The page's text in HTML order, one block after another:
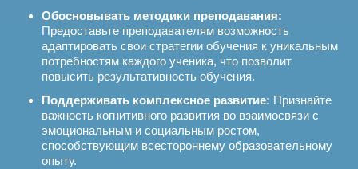
Обосновывать методики преподавания:
Предоставьте преподавателям возможность
адаптировать свои стратегии обучения к уникальным
потребностям каждого ученика, что позволит
повысить результативность обучения.
Поддерживать комплексное развитие: Признайте
важность когнитивного развития во взаимосвязи с
эмоциональным и социальным ростом,
способствующим всестороннему образовательному
опыту.